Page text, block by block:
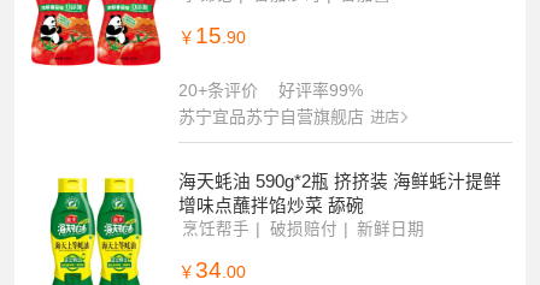
￥ 15 .90
20+条评价
好评率99%
苏宁宜品苏宁自营旗舰店 进店
海天蚝油 590g*2瓶 挤挤装 海鲜蚝汁提鲜
增味点蘸拌馅炒菜 舔碗
烹饪帮手 破损赔付 新鲜日期
￥ 34.00